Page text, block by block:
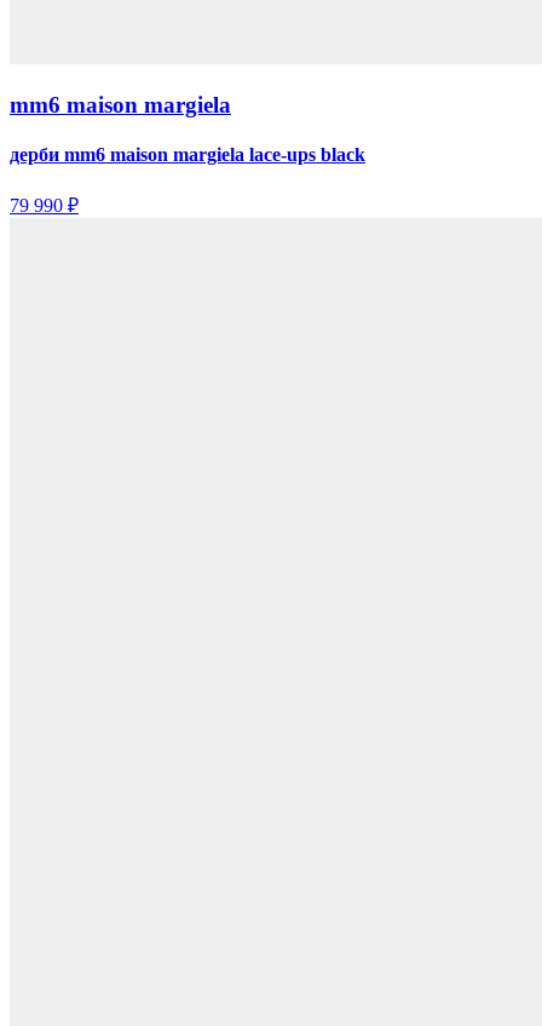
mm6 maison margiela
дерби mm6 maison margiela lace-ups black
79 990 ₽